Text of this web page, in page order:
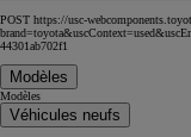
POST https://usc-
44301ab702f1
Modèles
Modèles
Véhicules neufs